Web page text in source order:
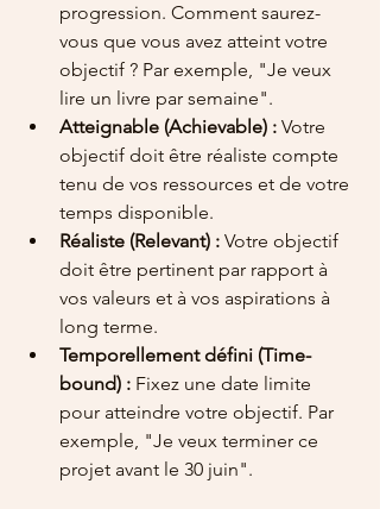
progression. Comment saurez-
vous que vous avez atteint votre
objectif ? Par exemple, "Je veux
lire un livre par semaine".
Atteignable (Achievable) : Votre
objectif doit être réaliste compte
tenu de vos ressources et de votre
temps disponible.
Réaliste (Relevant) : Votre objectif
doit être pertinent par rapport à
vos valeurs et à vos aspirations à
long terme.
Temporellement défini (Time-
bound) : Fixez une date limite
pour atteindre votre objectif. Par
exemple, "Je veux terminer ce
projet avant le 30 juin".